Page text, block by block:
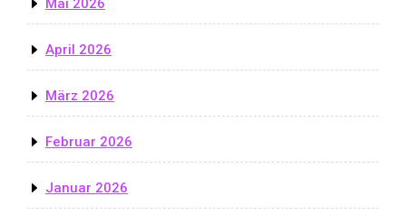
April 2026
März 2026
Februar 2026
Januar 2026